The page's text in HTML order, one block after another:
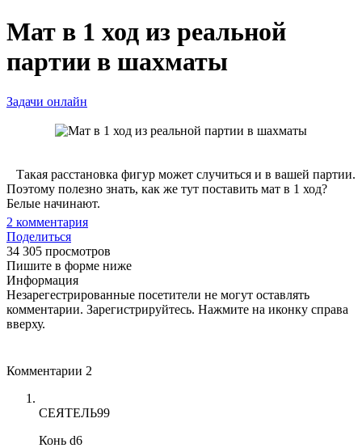
Мат в 1 ход из реальной
партии в шахматы
Задачи онлайн
Такая расстановка фигур может случиться и в вашей партии.
Поэтому полезно знать, как же тут поставить мат в 1 ход?
Белые начинают.
2 комментария
Поделиться
34 305 просмотров
Пишите в форме ниже
Информация
Незарегестрированные посетители не могут оставлять
комментарии. Зарегистрируйтесь. Нажмите на иконку справа
вверху.
Комментарии 2
СЕЯТЕЛЬ99
Конь d6